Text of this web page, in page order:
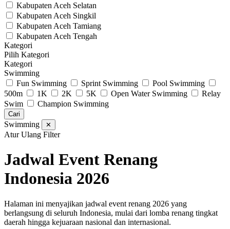
Kabupaten Aceh Selatan
Kabupaten Aceh Singkil
Kabupaten Aceh Tamiang
Kabupaten Aceh Tengah
Kategori
Pilih Kategori
Kategori
Swimming
Fun Swimming
Sprint Swimming
Pool Swimming
500m
1K 2K 5K Open Water Swimming
Relay
Swim
Champion Swimming
Cari
Swimming ✕
Atur Ulang Filter
Jadwal Event Renang
Indonesia 2026
Halaman ini menyajikan jadwal event renang 2026 yang
berlangsung di seluruh Indonesia, mulai dari lomba renang tingkat
daerah hingga kejuaraan nasional dan internasional.